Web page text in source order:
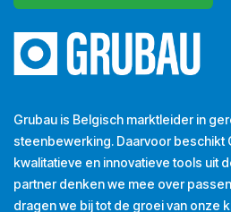
Grubau is Belgisch marktleider in
steenbewerking. Daarvoor beschikt
kwalitatieve en innovatieve tools uit
partner denken we mee over
dragen we bij tot de groei van onze